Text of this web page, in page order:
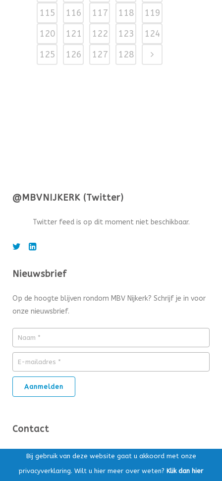
Bij gebruik van deze website gaat u akkoord met onze
privacyverklaring. Wilt u hier meer over weten? Klik dan hier
115
116 117 118
119
120
121 122 123
124
125
126 127 128
@MBVNIJKERK (Twitter)
Twitter feed is op dit moment niet beschikbaar.
Nieuwsbrief
Op de hoogte blijven rondom MBV Nijkerk? Schrijf je in voor
onze nieuwsbrief.
Contact
Ds. Kuypersstraat 14T, 3863 CA Nijkerk
Postbus 169, 3860 AD Nijkerk